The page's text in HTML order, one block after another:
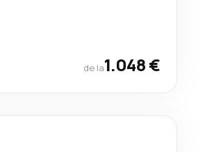
de la1.048 €